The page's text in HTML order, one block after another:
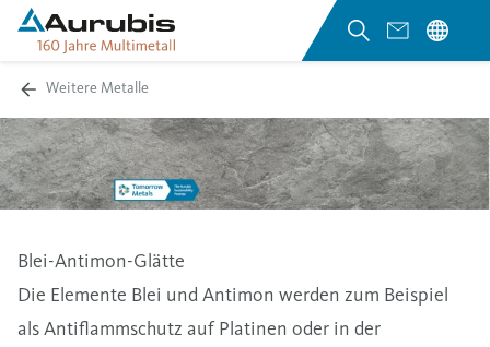
Weitere Metalle
Blei-Antimon-Glätte
Die Elemente Blei und Antimon werden zum Beispiel
als Antiflammschutz auf Platinen oder in der